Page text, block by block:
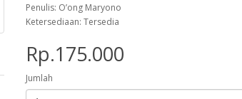
Penulis: O’ong Maryono
Ketersediaan: Tersedia
Rp.175.000
Jumlah